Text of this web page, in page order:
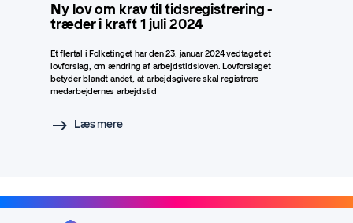
Ny lov om krav til tidsregistrering -
træder i kraft 1 juli 2024
Et flertal i Folketinget har den 23. januar 2024 vedtaget et
lovforslag, om ændring af arbejdstidsloven. Lovforslaget
betyder blandt andet, at arbejdsgivere skal registrere
medarbejdernes arbejdstid
Læs mere